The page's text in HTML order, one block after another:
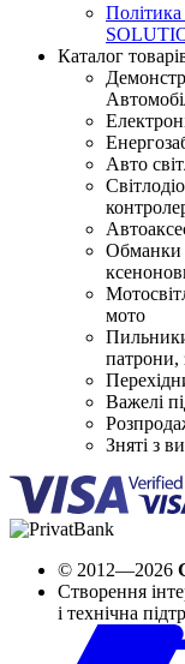
Каталог
Авто
Обманки
мото
патрони,
Важелі
Зняті з
© 2012—2026
Створення
і технічна